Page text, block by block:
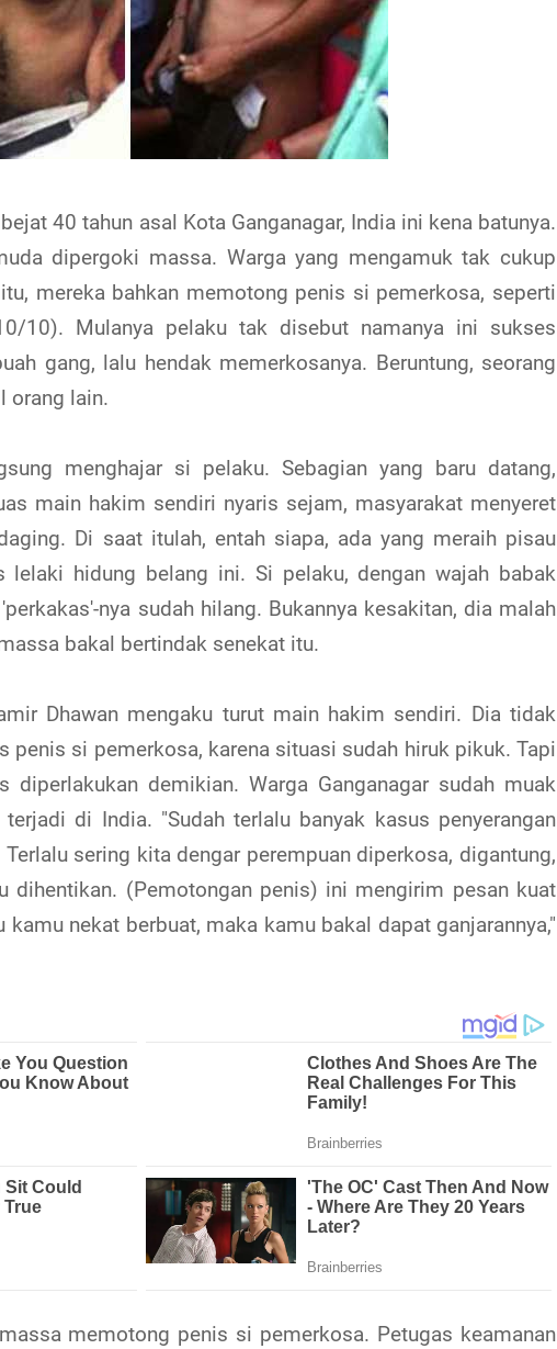
40 tahun asal Kota Ganganagar, India ini kena batunya.
dipergoki massa. Warga yang mengamuk tak cukup
mereka bahkan memotong penis si pemerkosa, seperti
10). Mulanya pelaku tak disebut namanya ini sukses
gang, lalu hendak memerkosanya. Beruntung, seorang
orang lain.
menghajar si pelaku. Sebagian yang baru datang,
main hakim sendiri nyaris sejam, masyarakat menyeret
Di saat itulah, entah siapa, ada yang meraih pisau
lelaki hidung belang ini. Si pelaku, dengan wajah babak
nya sudah hilang. Bukannya kesakitan, dia malah
bakal bertindak senekat itu.
Dhawan mengaku turut main hakim sendiri. Dia tidak
penis si pemerkosa, karena situasi sudah hiruk pikuk. Tapi
demikian. Warga Ganganagar sudah muak
di India. "Sudah terlalu banyak kasus penyerangan
sering kita dengar perempuan diperkosa, digantung,
dihentikan. (Pemotongan penis) ini mengirim pesan kuat
nekat berbuat, maka kamu bakal dapat ganjarannya,"
memotong penis si pemerkosa. Petugas keamanan